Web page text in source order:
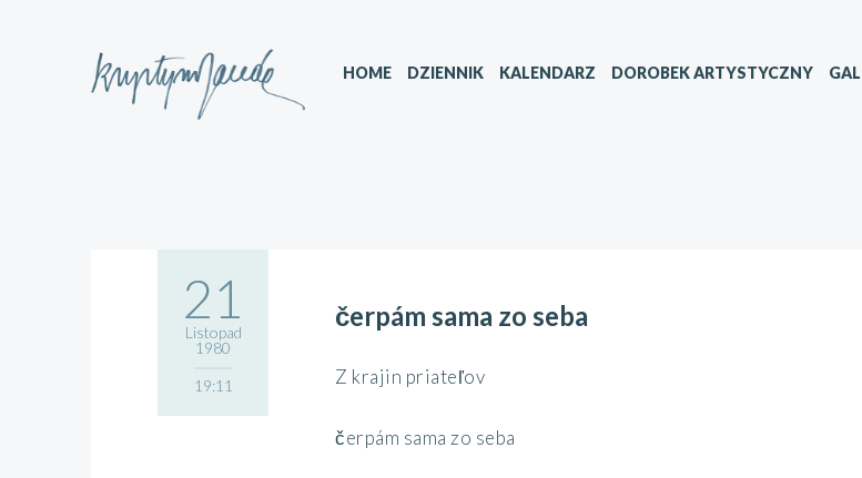
HOME DZIENNIK KALENDARZ DOROBEK ARTYSTYCZNY
21
Listopad
1980
19:11
čerpám sama zo seba
Z krajin priateľov
čerpám sama zo seba